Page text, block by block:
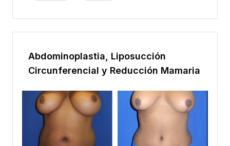
Abdominoplastia, Liposucción
Circunferencial y Reducción Mamaria